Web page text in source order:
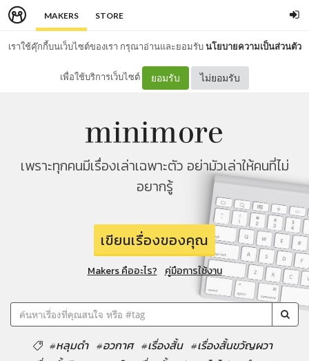
MAKERS STORE
เราใช้คุ๊กกี้บนเว็บไซต์ของเรา กรุณาอ่านและยอมรับนโยบายความเป็นส่วนตัว
เพื่อใช้บริการเว็บไซต์ ยอมรับ ไม่ยอมรับ
เพราะทุกคนมีเรื่องเล่าเฉพาะตัว อย่ามัวเล่าให้คนที่ไม่
อยากรู้
เขียนเรื่องของคุณ
Makers คืออะไร? คู่มือการใช้งาน
#หลุมดำ #อวกาศ #เรื่องสั้น #เรื่องสั้นขวัญผวา